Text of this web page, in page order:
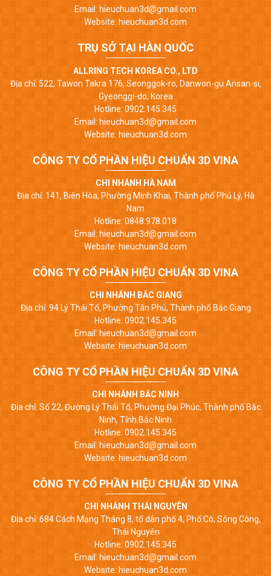
Email: hieuchuan3d@gmail.com
Website: hieuchuan3d.com
TRỤ SỞ TẠI HÀN QUỐC
ALLRING TECH KOREA CO., LTD
Địa chỉ: 522, Tawon Takra 176, Seonggok-ro, Danwon-gu Ansan-si,
Gyeonggi-do, Korea
Hotline: 0902.145.345
Email: hieuchuan3d@gmail.com
Website: hieuchuan3d.com
CÔNG TY CỔ PHẦN HIỆU CHUẨN 3D VINA
CHI NHÁNH HÀ NAM
Địa chỉ: 141, Biên Hòa, Phường Minh Khai, Thành phố Phủ Lý, Hà
Nam
Hotline: 0848.978.018
Email: hieuchuan3d@gmail.com
Website: hieuchuan3d.com
CÔNG TY CỔ PHẦN HIỆU CHUẨN 3D VINA
CHI NHÁNH BẮC GIANG
Địa chỉ: 94 Lý Thái Tổ, Phường Tân Phú, Thành phố Bắc Giang
Hotline: 0902.145.345
Email: hieuchuan3d@gmail.com
Website: hieuchuan3d.com
CÔNG TY CỔ PHẦN HIỆU CHUẨN 3D VINA
CHI NHÁNH BẮC NINH
Địa chỉ: Số 22, Đường Lý Thái Tổ, Phường Đại Phúc, Thành phố Bắc
Ninh, Tỉnh Bắc Ninh
Hotline: 0902.145.345
Email: hieuchuan3d@gmail.com
Website: hieuchuan3d.com
CÔNG TY CỔ PHẦN HIỆU CHUẨN 3D VINA
CHI NHÁNH THÁI NGUYÊN
Địa chỉ: 684 Cách Mạng Tháng 8, tổ dân phố 4, Phố Cò, Sông Công,
Thái Nguyên
Hotline: 0902.145.345
Email: hieuchuan3d@gmail.com
Website: hieuchuan3d.com